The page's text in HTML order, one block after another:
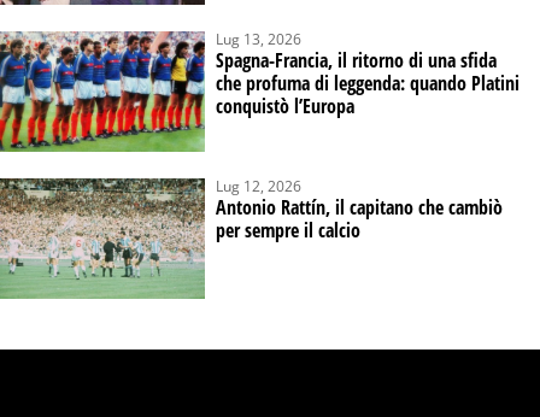
Spagna-Francia, il ritorno di una sfida
che profuma di leggenda: quando Platini
conquistò l’Europa
Lug 13, 2026
Antonio Rattín, il capitano che cambiò
per sempre il calcio
Lug 12, 2026